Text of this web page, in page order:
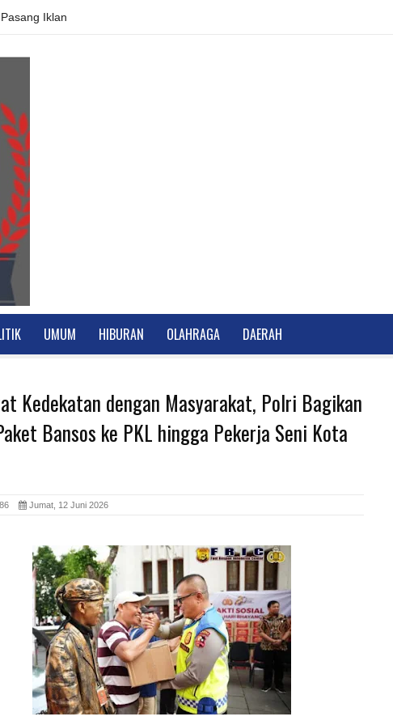
Pasang Iklan
UMUM HIBURAN OLAHRAGA DAERAH
Kedekatan dengan Masyarakat, Polri Bagikan
Bansos ke PKL hingga Pekerja Seni Kota
86 Jumat, 12 Juni 2026